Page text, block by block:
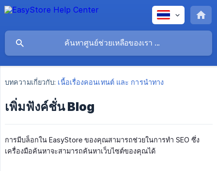
บทความเกี่ยวกับ: เนื้อเรื่องคอนเทนต์ และ การนำทาง
เพิ่มฟังค์ชั่น Blog
การมีบล็อกใน EasyStore ของคุณสามารถช่วยในการทำ SEO ซึ่ง
เครื่องมือค้นหาจะสามารถค้นหาเว็บไซต์ของคุณได้